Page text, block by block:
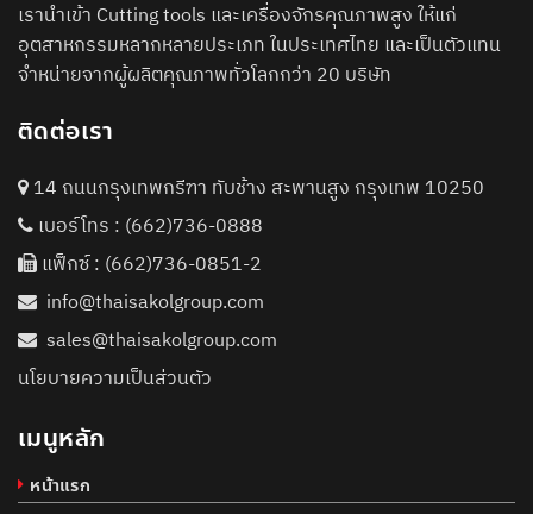
เรานำเข้า Cutting tools และเครื่องจักรคุณภาพสูง ให้แก่
อุตสาหกรรมหลากหลายประเภท ในประเทศไทย และเป็นตัวแทน
จำหน่ายจากผู้ผลิตคุณภาพทั่วโลกกว่า 20 บริษัท
ติดต่อเรา
14 ถนนกรุงเทพกรีฑา ทับช้าง สะพานสูง กรุงเทพ 10250
เบอร์โทร : (662)736-0888
แฟ็กซ์ : (662)736-0851-2
info@thaisakolgroup.com
sales@thaisakolgroup.com
นโยบายความเป็นส่วนตัว
เมนูหลัก
หน้าแรก